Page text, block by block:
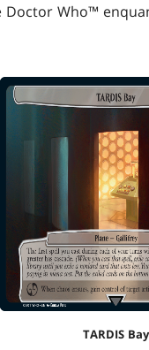
Doctor Who™
TARDIS Bay